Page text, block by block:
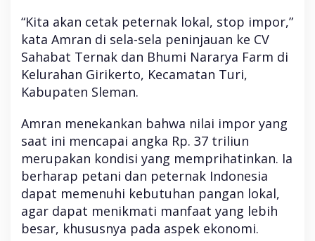
“Kita akan cetak peternak lokal, stop impor,”
kata Amran di sela-sela peninjauan ke CV
Sahabat Ternak dan Bhumi Nararya Farm di
Kelurahan Girikerto, Kecamatan Turi,
Kabupaten Sleman.
Amran menekankan bahwa nilai impor yang
saat ini mencapai angka Rp. 37 triliun
merupakan kondisi yang memprihatinkan. Ia
berharap petani dan peternak Indonesia
dapat memenuhi kebutuhan pangan lokal,
agar dapat menikmati manfaat yang lebih
besar, khususnya pada aspek ekonomi.